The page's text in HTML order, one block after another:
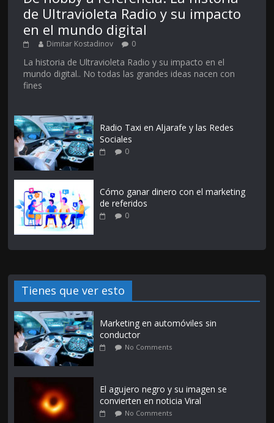
de Ultravioleta Radio y su impacto
en el mundo digital
Dimitar Kostadinov 0
La historia de Ultravioleta Radio y su impacto en el
mundo digital.. No todas las grandes ideas nacen con
fines
Radio Taxi en Aljarafe y las Redes
Sociales
0
Cómo ganar dinero con el marketing
de referidos
0
Tienes que ver esto
Marketing en automóviles sin
conductor
No Comments
El agujero negro y su imagen se
convierten en noticia Viral
No Comments